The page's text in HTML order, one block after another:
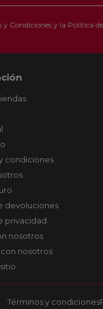
y Condicionesy la Política
condiciones
devoluciones
privacidad
nosotros
nosotros
Términos y condiciones